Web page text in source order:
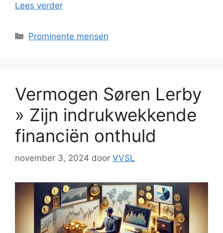
Lees verder
Categorieën
Prominente mensen
Vermogen Søren Lerby
» Zijn indrukwekkende
financiën onthuld
november 3, 2024 door VVSL